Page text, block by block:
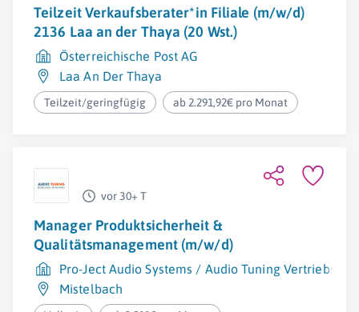
Teilzeit Verkaufsberater*in Filiale (m/w/d)
2136 Laa an der Thaya (20 Wst.)
Österreichische Post AG
Laa An Der Thaya
Teilzeit/geringfügig ab 2.291,92€ pro Monat
vor 30+ T
Manager Produktsicherheit &
Qualitätsmanagement (m/w/d)
Pro-Ject Audio Systems / Audio Tuning Vertriebs
Mistelbach